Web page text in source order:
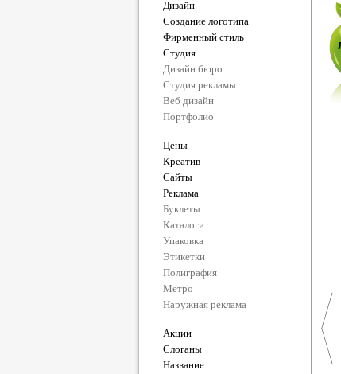
Дизайн
Создание логотипа
Фирменный стиль
Студия
Дизайн бюро
Студия рекламы
Веб дизайн
Портфолио
Цены
Креатив
Сайты
Реклама
Буклеты
Каталоги
Упаковка
Этикетки
Полиграфия
Метро
Наружная реклама
Акции
Слоганы
Название